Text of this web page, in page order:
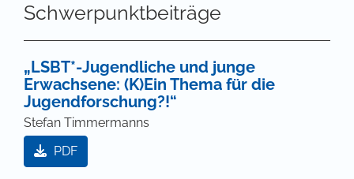
Schwerpunktbeiträge
„LSBT*-Jugendliche und junge
Erwachsene: (K)Ein Thema für die
Jugendforschung?!“
Stefan Timmermanns
PDF